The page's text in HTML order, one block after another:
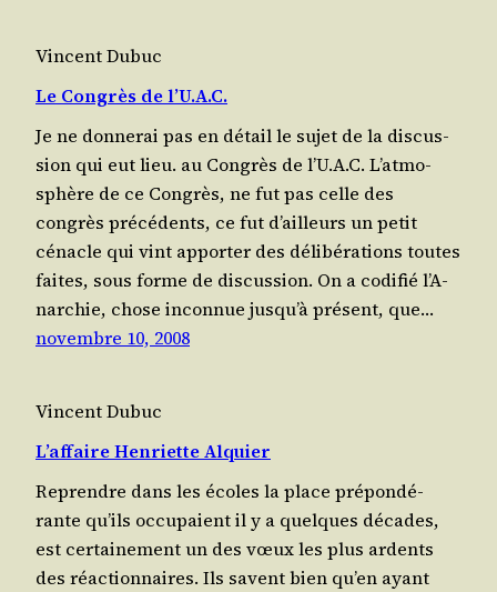
Vincent Dubuc
Le Congrès de l’U.A.C.
Je ne don­ne­rai pas en détail le sujet de la dis­cus­
sion qui eut lieu. au Congrès de l’U.A.C. L’at­mo­
sphère de ce Congrès, ne fut pas celle des
congrès pré­cé­dents, ce fut d’ailleurs un petit
cénacle qui vint appor­ter des déli­bé­ra­tions toutes
faites, sous forme de discussion. On a codi­fié l’A­
nar­chie, chose incon­nue jus­qu’à pré­sent, que…
novembre 10, 2008
Vincent Dubuc
L’affaire Henriette Alquier
Reprendre dans les écoles la place pré­pon­dé­
rante qu’ils occu­paient il y a quelques décades,
est cer­tai­ne­ment un des vœux les plus ardents
des réac­tion­naires. Ils savent bien qu’en ayant